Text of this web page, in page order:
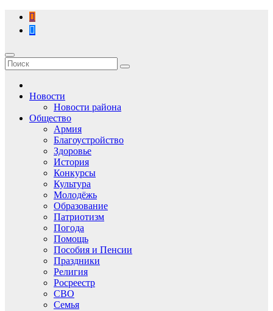
Перейти
содержимому
Новости
Новости района
Общество
Армия
Благоустройство
Здоровье
История
Конкурсы
Культура
Молодёжь
Образование
Патриотизм
Погода
Помощь
Пособия и Пенсии
Праздники
Религия
Росреестр
СВО
Семья